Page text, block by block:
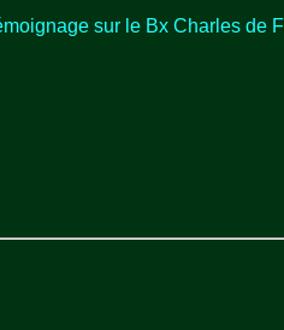
sur le Bx Charles de